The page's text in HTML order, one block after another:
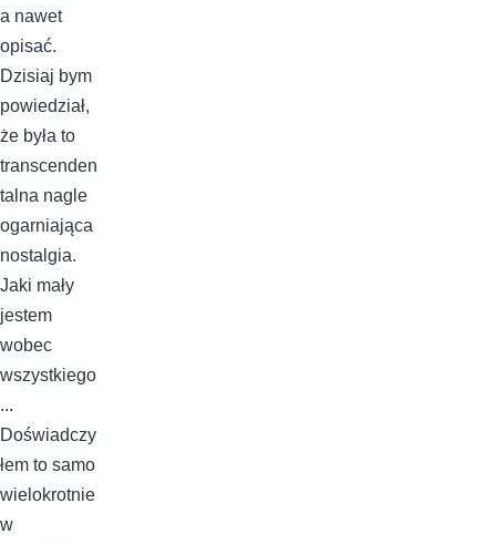
a nawet
opisać.
Dzisiaj bym
powiedział,
że była to
transcenden
talna nagle
ogarniająca
nostalgia.
Jaki mały
jestem
wobec
wszystkiego
...
Doświadczy
łem to samo
wielokrotnie
w